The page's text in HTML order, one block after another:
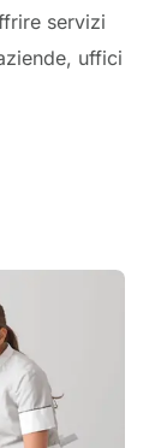
servizi
uffici